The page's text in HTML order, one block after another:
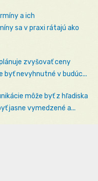
a ich
sa v praxi rátajú ako
zvyšovať ceny
nevyhnutné v budúc...
môže byť z hľadiska
jasne vymedzené a...